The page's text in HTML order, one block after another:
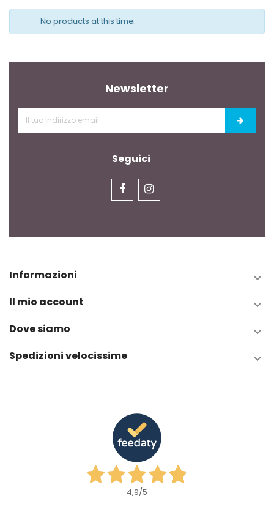
No products at this time.
Newsletter
Seguici
Informazioni 
Il mio account 
Dove siamo 
Spedizioni velocissime 
4,9/5